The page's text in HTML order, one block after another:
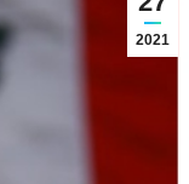
2021